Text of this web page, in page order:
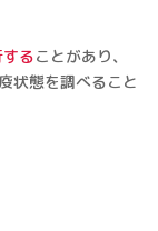
ることがあり、
状態を調べること